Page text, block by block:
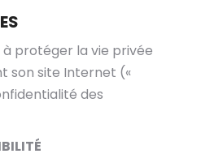
à protéger la vie privée
son site Internet («
des